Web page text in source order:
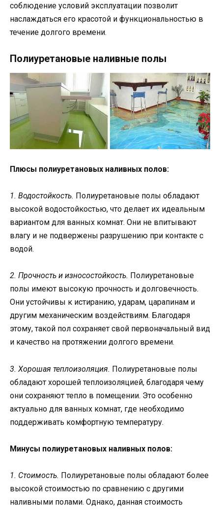
соблюдение условий эксплуатации позволит
наслаждаться его красотой и функциональностью в
течение долгого времени.
Полиуретановые наливные полы
Плюсы полиуретановых наливных полов:
1. Водостойкость. Полиуретановые полы обладают
высокой водостойкостью, что делает их идеальным
вариантом для ванных комнат. Они не впитывают
влагу и не подвержены разрушению при контакте с
водой.
2. Прочность и износостойкость. Полиуретановые
полы имеют высокую прочность и долговечность.
Они устойчивы к истиранию, ударам, царапинам и
другим механическим воздействиям. Благодаря
этому, такой пол сохраняет свой первоначальный вид
и качество на протяжении долгого времени.
3. Хорошая теплоизоляция. Полиуретановые полы
обладают хорошей теплоизоляцией, благодаря чему
они сохраняют тепло в помещении. Это особенно
актуально для ванных комнат, где необходимо
поддерживать комфортную температуру.
Минусы полиуретановых наливных полов:
1. Стоимость. Полиуретановые полы обладают более
высокой стоимостью по сравнению с другими
наливными полами. Однако, данная стоимость